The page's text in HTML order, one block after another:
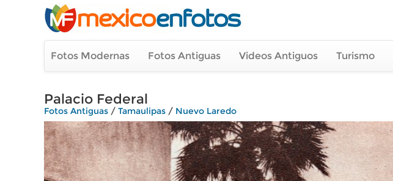
Fotos Modernas Fotos Antiguas Videos Antiguos Turismo
Palacio Federal
Fotos Antiguas / Tamaulipas / Nuevo Laredo